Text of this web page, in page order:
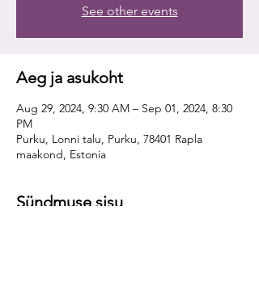
See other events
Aeg ja asukoht
Aug 29, 2024, 9:30 AM – Sep 01, 2024, 8:30
PM
Purku, Lonni talu, Purku, 78401 Rapla
maakond, Estonia
Sündmuse sisu